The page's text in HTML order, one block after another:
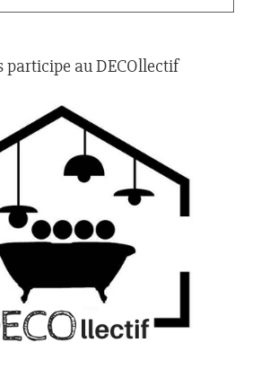
participe au DECOllectif